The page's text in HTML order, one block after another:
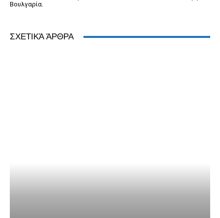
Βουλγαρία.
ΣΧΕΤΙΚΆ ΆΡΘΡΑ